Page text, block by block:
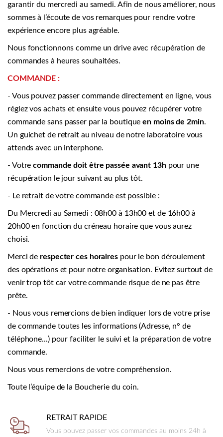
garantir du mercredi au samedi. Afin de nous améliorer, nous
sommes à l’écoute de vos remarques pour rendre votre
expérience encore plus agréable.
Nous fonctionnons comme un drive avec récupération de
commandes à heures souhaitées.
COMMANDE :
- Vous pouvez passer commande directement en ligne, vous
réglez vos achats et ensuite vous pouvez récupérer votre
commande sans passer par la boutiqueen moins de 2min.
Un guichet de retrait au niveau de notre laboratoire vous
attends avec un interphone.
- Votre commande doit être passée avant 13hpour une
récupération le jour suivant au plus tôt.
- Le retrait de votre commande est possible :
Du Mercredi au Samedi : 08h00 à 13h00 et de 16h00 à
20h00 en fonction du créneau horaire que vous aurez
choisi.
Merci de respecter ces horairespour le bon déroulement
des opérations et pour notre organisation. Evitez surtout de
venir trop tôt car votre commande risque de ne pas être
prête.
- Nous vous remercions de bien indiquer lors de votre prise
de commande toutes les informations (Adresse, n° de
téléphone...) pour faciliter le suivi et la préparation de votre
commande.
Nous vous remercions de votre compréhension.
Toute l’équipe de la Boucherie du coin.
RETRAIT RAPIDE
Vous pouvez passer vos commandes au moins 24h à